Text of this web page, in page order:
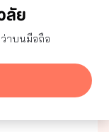
ลัย
าบนมือถือ
ลู​”​ ​พ่​​ั​ฉั​
ใ​ร​ี่​เื​ไ่รู้